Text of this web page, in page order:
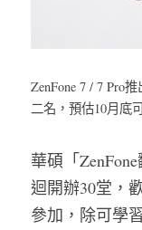
ZenFone 7 / 7 Pro
二名，預估10月底
華碩「
迴開辦30堂，
參加，除可學